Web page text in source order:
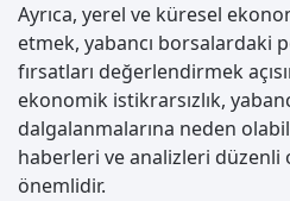
Ayrıca, yerel ve küresel
etmek, yabancı borsalardaki
fırsatları değerlendirmek
ekonomik istikrarsızlık,
dalgalanmalarına neden
haberleri ve analizleri
önemlidir.